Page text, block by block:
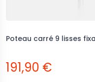
Poteau carré 9 lisses
191,90 €